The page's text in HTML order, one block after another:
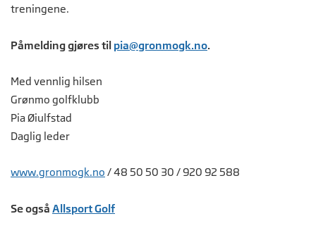
treningene.
Påmelding gjøres til pia@gronmogk.no.
Med vennlig hilsen
Grønmo golfklubb
Pia Øiulfstad
Daglig leder
www.gronmogk.no / 48 50 50 30 / 920 92 588
Se også Allsport Golf